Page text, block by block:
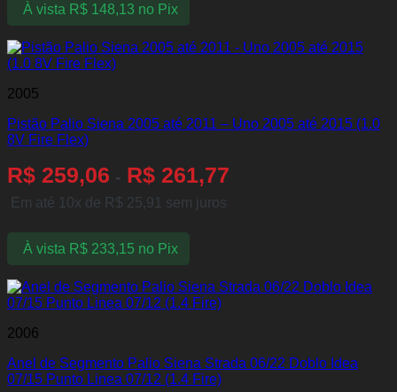
À vista R$148,13 no Pix
2005
Pistão Palio Siena 2005 até 2011 – Uno 2005 até 2015 (1.0
8V Fire Flex)
R$ 259,06 - R$ 261,77
Em até 10x de R$ 25,91 sem juros
À vista R$233,15 no Pix
2006
Anel de Segmento Palio Siena Strada 06/22 Doblo Idea
07/15 Punto Linea 07/12 (1.4 Fire)